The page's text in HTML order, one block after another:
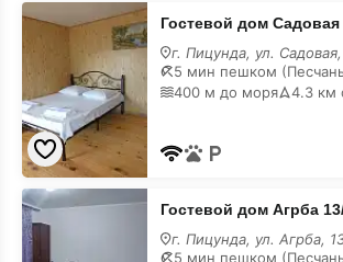
Гостевой
дом
Садовая
на
карте
Гостевой дом Садовая
г. Пицунда, ул.
5 мин пешком
400 м до моря
4.3 км
Гостевой
дом
Агрба
13/1
Гостевой дом Агрба
г. Пицунда, ул. Агрба,
5 мин пешком